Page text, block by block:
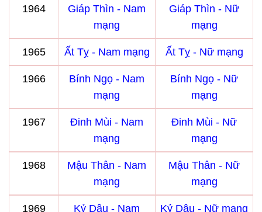
1964
Giáp Thìn - Nam
mạng
Giáp Thìn - Nữ
mạng
1965 Ất Tỵ - Nam mạng Ất Tỵ - Nữ mạng
1966
Bính Ngọ - Nam
mạng
Bính Ngọ - Nữ
mạng
1967
Đinh Mùi - Nam
mạng
Đinh Mùi - Nữ
mạng
1968
Mậu Thân - Nam
mạng
Mậu Thân - Nữ
mạng
1969 Kỷ Dậu - Nam Kỷ Dậu - Nữ mạng